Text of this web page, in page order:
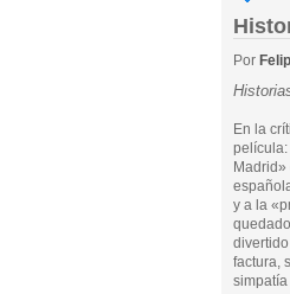
Por
En la
película:
y a la
factura,